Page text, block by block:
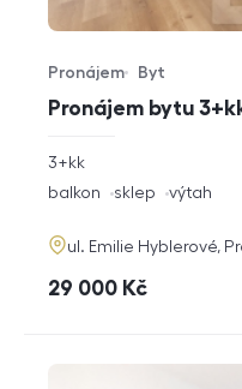
Pronájem bytu
Typ nabídky
Pronájem
Typ nemovitosti
Byt
rozměry
3+kk
funkce
balkon sklep výtah
adresa
ul. Emilie Hyblerové,
cena
29 000 Kč